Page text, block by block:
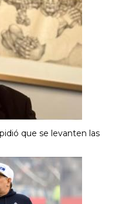
que se levanten las